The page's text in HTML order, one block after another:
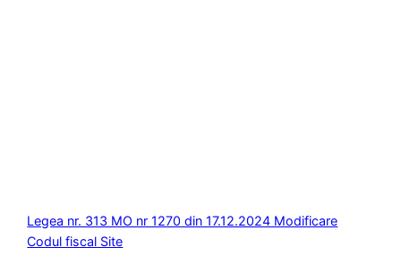
Legea nr. 313 MO nr 1270 din 17.12.2024 Modificare
Codul fiscal Site